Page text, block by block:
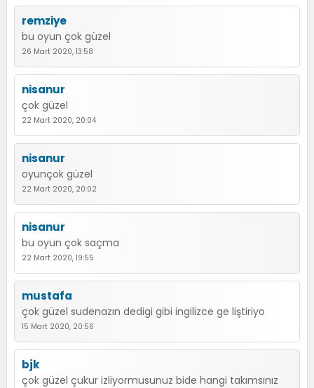
remziye
bu oyun çok güzel
26 Mart 2020, 13:58
nisanur
çok güzel
22 Mart 2020, 20:04
nisanur
oyunçok güzel
22 Mart 2020, 20:02
nisanur
bu oyun çok saçma
22 Mart 2020, 19:55
mustafa
çok güzel sudenazın dedigi gibi ingilizce ge liştiriyo
15 Mart 2020, 20:56
bjk
çok güzel çukur izliyormusunuz bide hangi takımsınız